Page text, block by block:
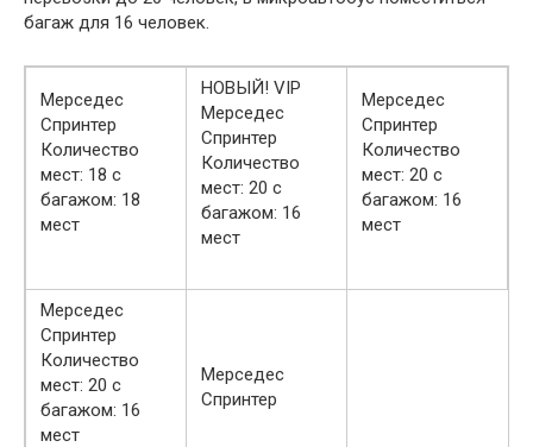
багаж для 16 человек.
Мерседес
Спринтер
Количество
мест: 18 с
багажом: 18
мест
НОВЫЙ! VIP
Мерседес
Спринтер
Количество
мест: 20 с
багажом: 16
мест
Мерседес
Спринтер
Количество
мест: 20 с
багажом: 16
мест
Мерседес
Спринтер
Количество
мест: 20 с
багажом: 16
мест
Мерседес
Спринтер